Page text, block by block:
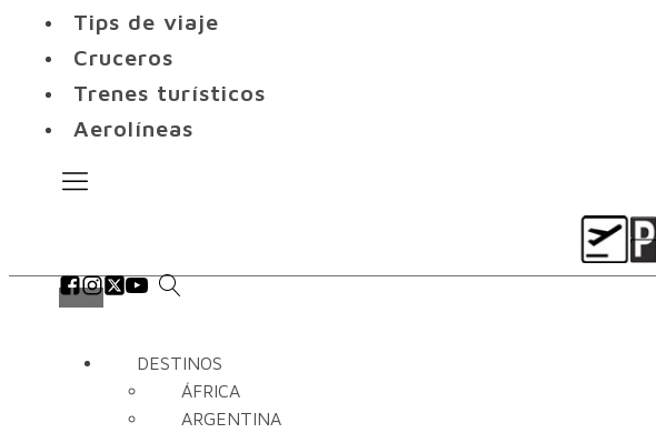
Tips de viaje
Cruceros
Trenes turísticos
Aerolíneas
DESTINOS
ÁFRICA
ARGENTINA